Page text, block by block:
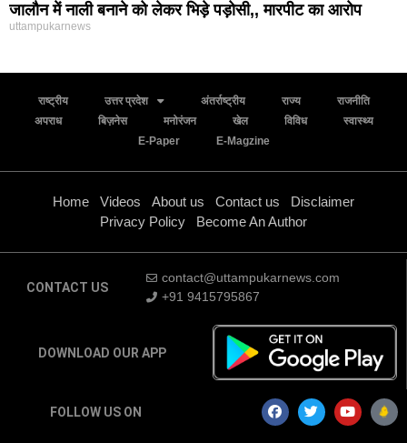
जालौन में नाली बनाने को लेकर भिड़े पड़ोसी,, मारपीट का आरोप
uttampukarnews
राष्ट्रीय उत्तर प्रदेश अंतर्राष्ट्रीय राज्य
राजनीति
अपराध
बिज़नेस मनोरंजन खेल विविध
स्वास्थ्य
E-Paper
E-Magzine
Home Videos About us Contact us
Disclaimer
Privacy Policy
Become An Author
CONTACT US
contact@uttampukarnews.com
+91 9415795867
DOWNLOAD OUR APP
FOLLOW US ON